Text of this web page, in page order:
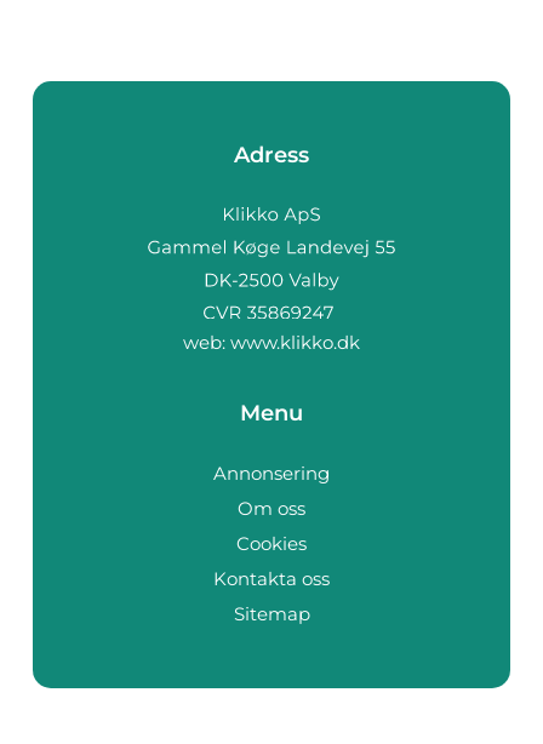
Adress
web: www.klikko.dk
Menu
Annonsering
Om oss
Cookies
Kontakta oss
Sitemap